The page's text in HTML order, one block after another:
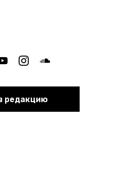
instagramsoundcloud
редакцию